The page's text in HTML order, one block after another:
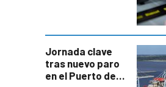
Jornada clave
tras nuevo paro
en el Puerto de